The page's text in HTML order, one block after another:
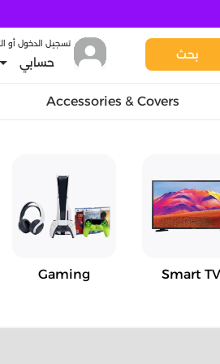
بحث
تسجيل الدخول أو
حسابي arrow_drop_down
Accessories & Covers
Smart
Gaming